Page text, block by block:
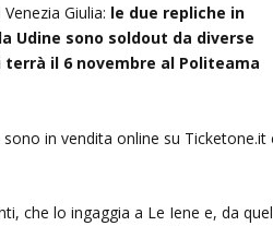
Giulia: le due repliche in
Udine sono soldout da diverse
il 6 novembre al Politeama
in vendita online su Ticketone.it
che lo ingaggia a Le Iene e, da quel